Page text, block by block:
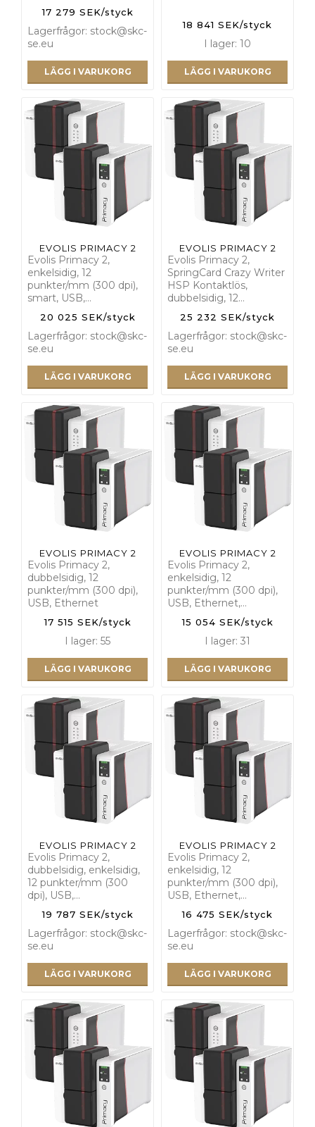
17 279 SEK/styck
Lagerfrågor: stock@skc-
se.eu
LÄGG I VARUKORG
18 841 SEK/styck
I lager: 10
LÄGG I VARUKORG
EVOLIS PRIMACY 2
Evolis Primacy 2,
enkelsidig, 12
punkter/mm (300 dpi),
smart, USB,…
20 025 SEK/styck
Lagerfrågor: stock@skc-
se.eu
LÄGG I VARUKORG
EVOLIS PRIMACY 2
Evolis Primacy 2,
SpringCard Crazy Writer
HSP Kontaktlös,
dubbelsidig, 12…
25 232 SEK/styck
Lagerfrågor: stock@skc-
se.eu
LÄGG I VARUKORG
EVOLIS PRIMACY 2
Evolis Primacy 2,
dubbelsidig, 12
punkter/mm (300 dpi),
USB, Ethernet
17 515 SEK/styck
I lager: 55
LÄGG I VARUKORG
EVOLIS PRIMACY 2
Evolis Primacy 2,
enkelsidig, 12
punkter/mm (300 dpi),
USB, Ethernet,…
15 054 SEK/styck
I lager: 31
LÄGG I VARUKORG
EVOLIS PRIMACY 2
Evolis Primacy 2,
dubbelsidig, enkelsidig,
12 punkter/mm (300
dpi), USB,…
19 787 SEK/styck
Lagerfrågor: stock@skc-
se.eu
LÄGG I VARUKORG
EVOLIS PRIMACY 2
Evolis Primacy 2,
enkelsidig, 12
punkter/mm (300 dpi),
USB, Ethernet,…
16 475 SEK/styck
Lagerfrågor: stock@skc-
se.eu
LÄGG I VARUKORG